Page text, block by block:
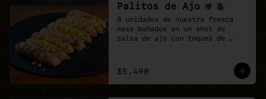
Palitos de Ajo
8 unidades de nuestra fresca
masa bañados en un shot de
salsa de ajo con toques de
estos palitos son lo mas cerca
que estarás.
$5.490